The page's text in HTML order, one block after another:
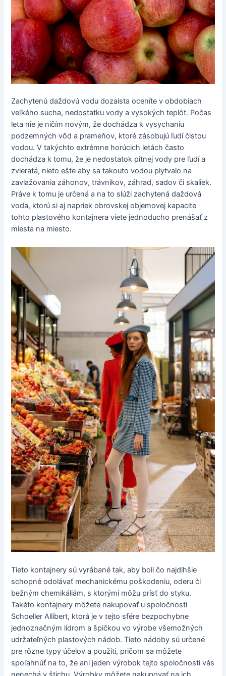
Zachytenú daždovú vodu dozaista oceníte v obdobiach
veľkého sucha, nedostatku vody a vysokých teplôt. Počas
leta nie je ničím novým, že dochádza k vysychaniu
podzemných vôd a prameňov, ktoré zásobujú ľudí čistou
vodou. V takýchto extrémne horúcich letách často
dochádza k tomu, že je nedostatok pitnej vody pre ľudí a
zvieratá, nieto ešte aby sa takouto vodou plytvalo na
zavlažovania záhonov, trávnikov, záhrad, sadov či skaliek.
Práve k tomu je určená a na to slúži zachytená daždová
voda, ktorú si aj napriek obrovskej objemovej kapacite
tohto plastového kontajnera viete jednoducho prenášať z
miesta na miesto.
Tieto kontajnery sú vyrábané tak, aby boli čo najdlhšie
schopné odolávať mechanickému poškodeniu, oderu či
bežným chemikáliám, s ktorými môžu prísť do styku.
Takéto kontajnery môžete nakupovať u spoločnosti
Schoeller Allibert, ktorá je v tejto sfére bezpochybne
jednoznačným lídrom a špičkou vo výrobe všemožných
udržateľných plastových nádob. Tieto nádoby sú určené
pre rôzne typy účelov a použití, pričom sa môžete
spoľahnúť na to, že ani jeden výrobok tejto spoločnosti vás